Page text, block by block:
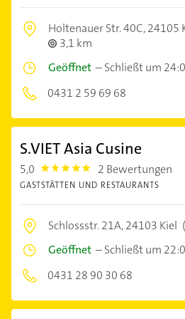
Holtenauer Str. 40C,24105
3,1 km
Geöffnet –Schließt um
0431 2 59 69 68
S.VIET Asia Cusine
5,0 5.0 2 Bewertungen
GASTSTÄTTEN UND RESTAURANTS
Schlossstr. 21A,24103 Kiel
Geöffnet –Schließt um
0431 28 90 30 68